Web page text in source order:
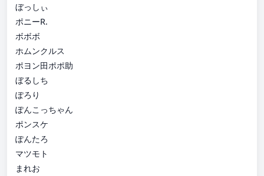
ぼっしぃ
ポニーR.
ボボボ
ホムンクルス
ポヨン田ポポ助
ぼるしち
ぽろり
ぽんこっちゃん
ポンスケ
ぽんたろ
マツモト
まれお